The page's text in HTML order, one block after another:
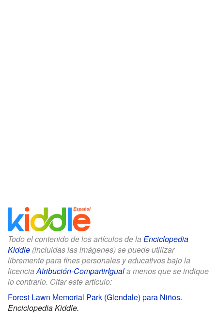
Todo el contenido de los artículos de la Enciclopedia
Kiddle (incluidas las imágenes) se puede utilizar
libremente para fines personales y educativos bajo la
licenciaAtribución-CompartirIguala menos que se indique
lo contrario. Citar este artículo:
Forest Lawn Memorial Park (Glendale) para Niños.
Enciclopedia Kiddle.